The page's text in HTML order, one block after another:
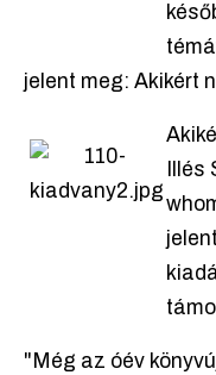
jelent meg: Akikért
"Még az óév